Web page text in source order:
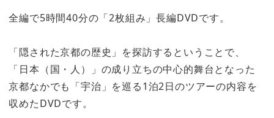
全編で5時間40分の「2枚組み」長編DVDです。
「隠された京都の歴史」を探訪するということで、
「日本（国・人）」の成り立ちの中心的舞台となった
京都なかでも「宇治」を巡る1泊2日のツアーの内容を
収めたDVDです。